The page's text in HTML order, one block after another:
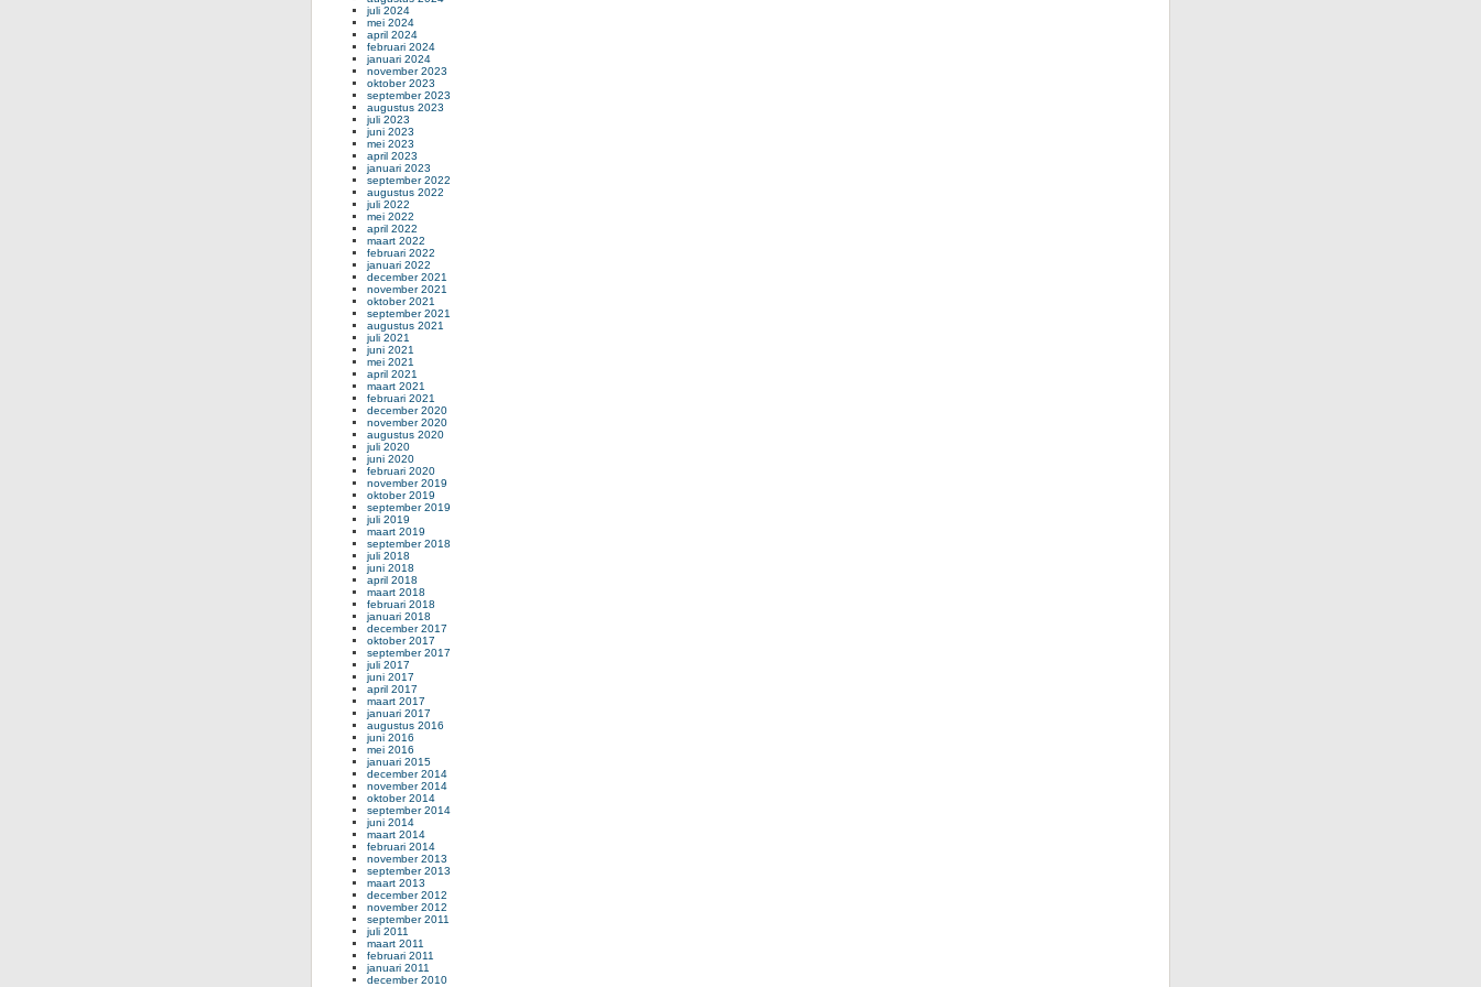
juli 2024
mei 2024
april 2024
februari 2024
januari 2024
november 2023
oktober 2023
september 2023
augustus 2023
juli 2023
juni 2023
mei 2023
april 2023
januari 2023
september 2022
augustus 2022
juli 2022
mei 2022
april 2022
maart 2022
februari 2022
januari 2022
december 2021
november 2021
oktober 2021
september 2021
augustus 2021
juli 2021
juni 2021
mei 2021
april 2021
maart 2021
februari 2021
december 2020
november 2020
augustus 2020
juli 2020
juni 2020
februari 2020
november 2019
oktober 2019
september 2019
juli 2019
maart 2019
september 2018
juli 2018
juni 2018
april 2018
maart 2018
februari 2018
januari 2018
december 2017
oktober 2017
september 2017
juli 2017
juni 2017
april 2017
maart 2017
januari 2017
augustus 2016
juni 2016
mei 2016
januari 2015
december 2014
november 2014
oktober 2014
september 2014
juni 2014
maart 2014
februari 2014
november 2013
september 2013
maart 2013
december 2012
november 2012
september 2011
juli 2011
maart 2011
februari 2011
januari 2011
december 2010